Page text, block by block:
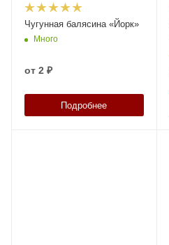
Чугунная балясина «Йорк»
Много
от 2 ₽
Подробнее